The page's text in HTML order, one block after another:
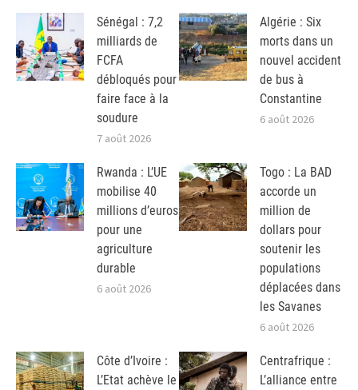
Sénégal : 7,2
milliards de
FCFA
débloqués pour
faire face à la
soudure
7 août 2026
Algérie : Six
morts dans un
nouvel accident
de bus à
Constantine
6 août 2026
Rwanda : L’UE
mobilise 40
millions d’euros
pour une
agriculture
durable
6 août 2026
Togo : La BAD
accorde un
million de
dollars pour
soutenir les
populations
déplacées dans
les Savanes
6 août 2026
Côte d’Ivoire :
L’Etat achève le
Centrafrique :
L’alliance entre